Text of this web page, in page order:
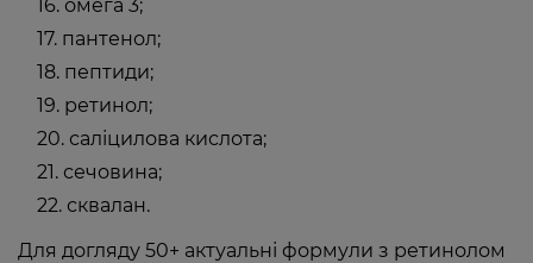
омега 3;
пантенол;
пептиди;
ретинол;
саліцилова кислота;
сечовина;
сквалан.
Для догляду 50+ актуальні формули з ретинолом